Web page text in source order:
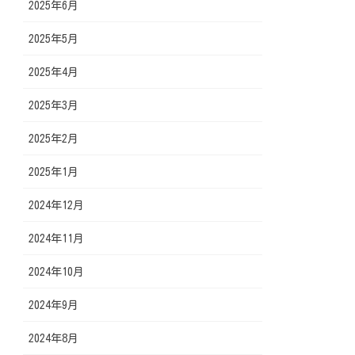
2025年6月
2025年5月
2025年4月
2025年3月
2025年2月
2025年1月
2024年12月
2024年11月
2024年10月
2024年9月
2024年8月